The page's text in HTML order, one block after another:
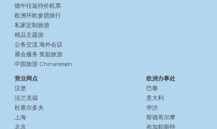
德中往返特价机票
欧洲环欧参团旅行
私家定制旅游
精品主题游
公务交流 海外会议
展会服务 奖励旅游
中国旅游 Chinareisen
营业网点
汉堡
法兰克福
杜塞尔多夫
上海
北京
欧洲办事处
巴黎
意大利
华沙
斯德哥尔摩
布加勒斯特